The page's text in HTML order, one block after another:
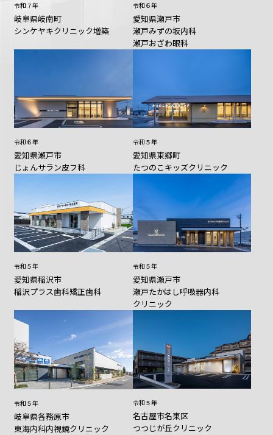
令和７年
岐阜県岐南町
シンケヤキクリニック増築
令和６年
愛知県瀬戸市
瀬戸みずの坂内科
瀬戸おざわ眼科
令和６年
愛知県瀬戸市
じょんサラン皮フ科
令和５年
愛知県東郷町
たつのこキッズクリニック
令和５年
愛知県稲沢市
稲沢プラス歯科矯正歯科
令和５年
愛知県瀬戸市
瀬戸たかはし呼吸器内科
クリニック
令和５年
岐阜県各務原市
東海内科内視鏡クリニック
令和５年
名古屋市名東区
つつじが丘クリニック